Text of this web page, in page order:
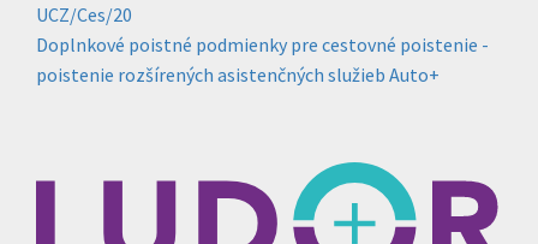
UCZ/Ces/20
Doplnkové poistné podmienky pre cestovné poistenie -
poistenie rozšírených asistenčných služieb Auto+